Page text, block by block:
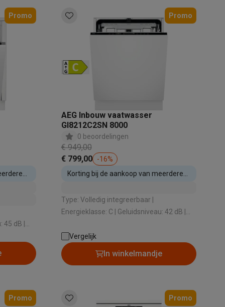
Fold8
Galaxy Flip8 & Fold8 (Ultra) hoesjes
Promo
/
opening: Nee
Promo
AEG Inbouw vaatwasser
GI8212C2SN 8000
0 beoordelingen
€ 949,00
€ 799,00
-16%
Korting bij de aankoop van meerdere
Type: Volledig integreerbaar |
Energieklasse: C | Geluidsniveau: 42 dB |
Automatische opening: Ja
Vergelijk
In winkelmandje
Promo Promo